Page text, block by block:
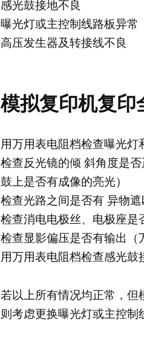
感光鼓接地不良
曝光灯或主控制线路板异常
高压发生器及转接线不良
模拟复印机复
用万用表电阻档检查曝光
检查反光镜的倾 斜角度是
鼓上是否有成像的亮光）
检查光路之间是否有 异物
检查消电电极丝、电极座是
检查显影偏压是否有输出（
用万用表电阻档检查感光鼓
若以上所有情况均正常，
则考虑更换曝光灯或主控制